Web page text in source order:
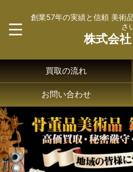
創業57年の実績と信頼 美術
さ
株式会
買取の流れ
お問い合わせ